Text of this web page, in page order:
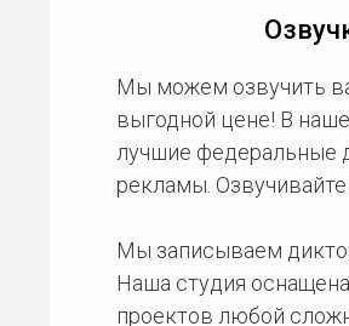
Мы можем озвучить
выгодной цене! В
лучшие федеральные
рекламы.
Мы записываем
Наша студия
проектов любой